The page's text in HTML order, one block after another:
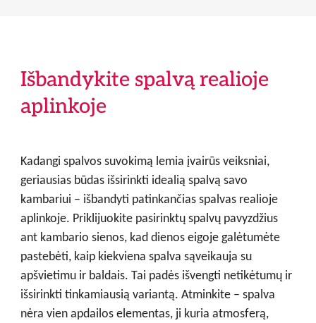
Išbandykite spalvą realioje
aplinkoje
Kadangi spalvos suvokimą lemia įvairūs veiksniai,
geriausias būdas išsirinkti idealią spalvą savo
kambariui – išbandyti patinkančias spalvas realioje
aplinkoje. Priklijuokite pasirinktų spalvų pavyzdžius
ant kambario sienos, kad dienos eigoje galėtumėte
pastebėti, kaip kiekviena spalva sąveikauja su
apšvietimu ir baldais. Tai padės išvengti netikėtumų ir
išsirinkti tinkamiausią variantą. Atminkite – spalva
nėra vien apdailos elementas, ji kuria atmosferą,